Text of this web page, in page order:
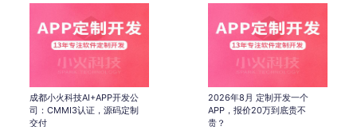
成都小火科技AI+APP开发公
司：CMMI3认证，源码定制
交付
2026年8月 定制开发一个
APP，报价20万到底贵不
贵？